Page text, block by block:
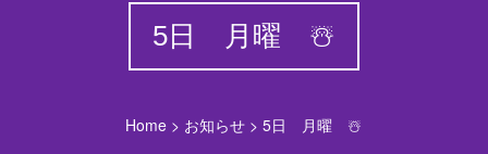
5日 月曜 ☃️
Home > お知らせ >5日 月曜 ☃️